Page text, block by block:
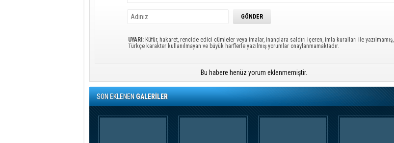
UYARI: Küfür, hakaret, rencide edici cümleler veya imalar, inançlara saldırı içeren, imla kuralları ile yazılmamış,
Türkçe karakter kullanılmayan ve büyük harflerle yazılmış yorumlar onaylanmamaktadır.
Bu habere henüz yorum eklenmemiştir.
SON EKLENENGALERİLER